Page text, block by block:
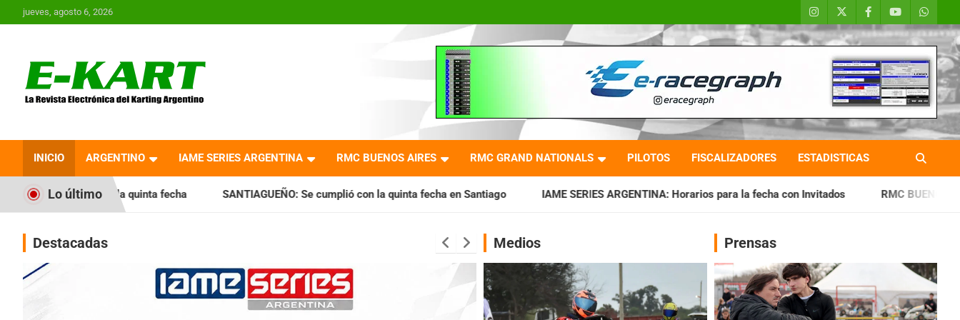
Saltar
al
jueves, agosto 6, 2026
Revista Electrónica del
Karting en Argentina
INICIO ARGENTINO IAME SERIES ARGENTINA RMC BUENOS AIRES RMC GRAND NATIONALS PILOTOS FISCALIZADORES ESTADISTICAS
Lo último
la quinta fecha SANTIAGUEÑO: Se cumplió con la quinta fecha en Santiago IAME SERIES ARGENTINA: Horarios para la fecha con Invitados RMC BUENOS AIRES: Cerró una
Destacadas Medios Prensas